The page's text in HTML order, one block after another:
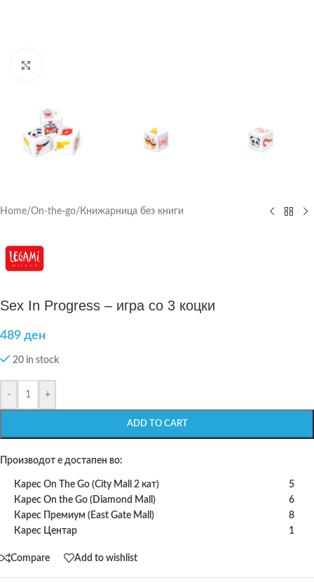
Home/On-the-go/ Книжарница без книги
Sex In Progress – игра со 3 коцки
489 ден
20 in stock
- +
ADD TO CART
Производот е достапен во:
Карес On The Go (City Mall 2 кат)
5
Карес On the Go (Diamond Mall)
6
Карес Премиум (East Gate Mall)
8
Карес Центар
1
Compare Add to wishlist